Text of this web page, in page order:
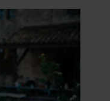
site met onze
en analyse. Deze
met andere
of die ze hebben
van hun services. U
u onze website blijft